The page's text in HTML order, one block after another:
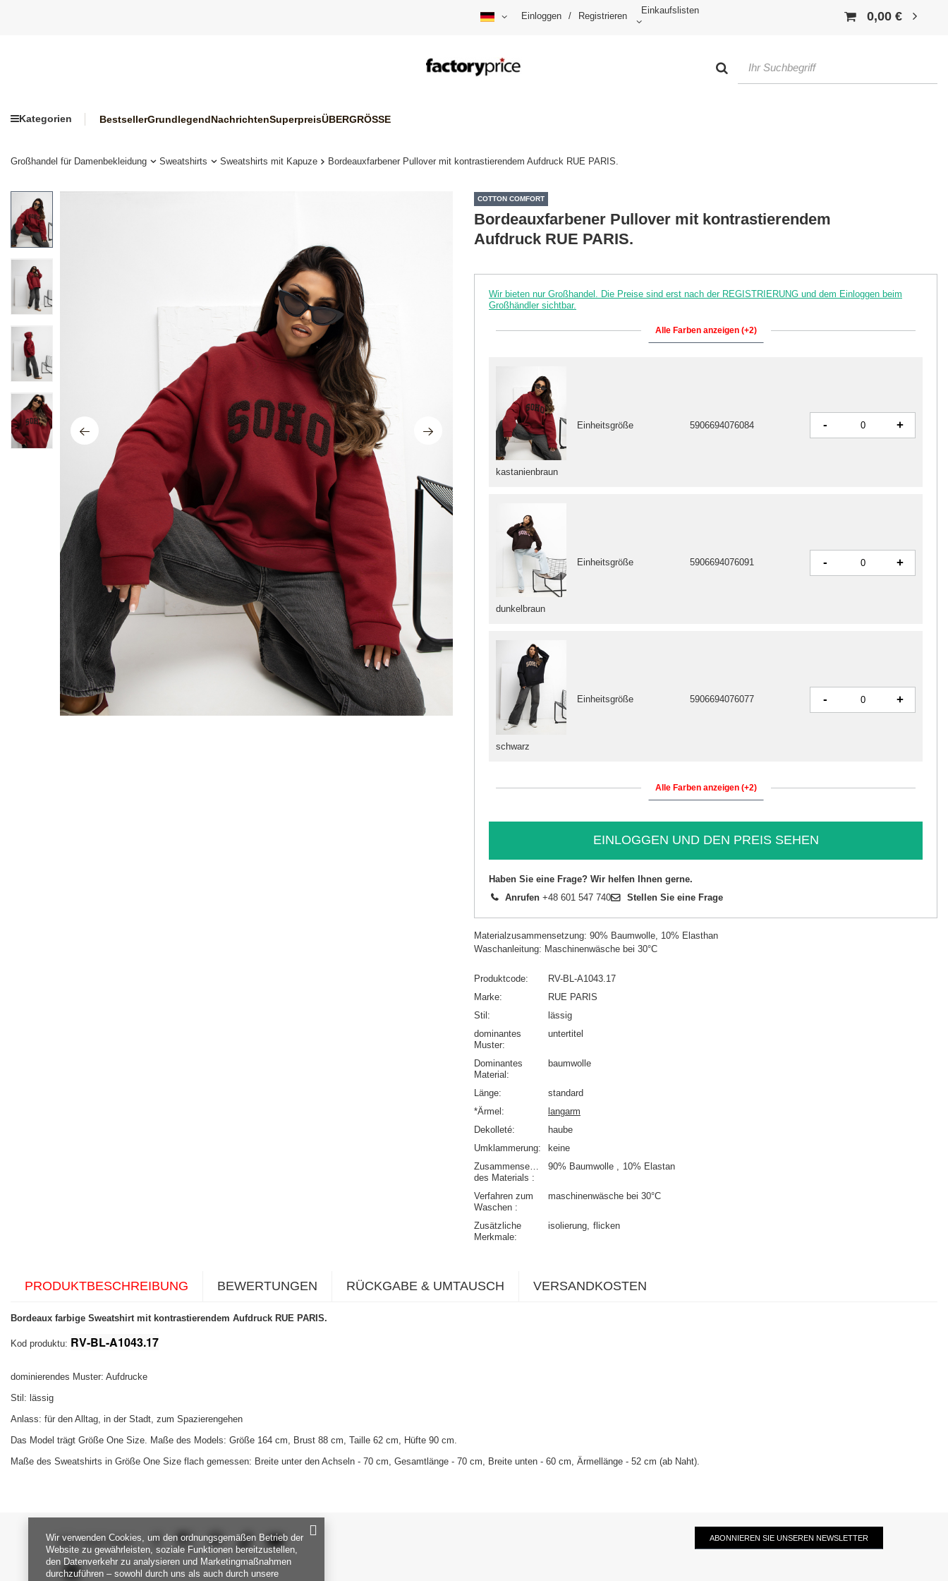
Einloggen / Registrieren
Einkaufslisten 0,00 €
Kategorien BestsellerGrundlegendNachrichtenSuperpreisÜBERGRÖSSE
Großhandel für Damenbekleidung Sweatshirts Sweatshirts mit Kapuze Bordeauxfarbener Pullover mit kontrastierendem Aufdruck RUE PARIS.
COTTON COMFORT
Bordeauxfarbener Pullover mit kontrastierendem
Aufdruck RUE PARIS.
Wir bieten nur Großhandel. Die Preise sind erst nach der REGISTRIERUNG und dem Einloggen beim
Großhändler sichtbar.
Alle Farben anzeigen (+2)
dunkelbraun
Einheitsgröße 5906694076091 - +
kastanienbraun
Einheitsgröße 5906694076084 - +
schwarz
Einheitsgröße 5906694076077 - +
Alle Farben anzeigen (+2)
EINLOGGEN UND DEN PREIS SEHEN
Haben Sie eine Frage? Wir helfen Ihnen gerne.
Anrufen +48 601 547 740 Stellen Sie eine Frage
Materialzusammensetzung: 90% Baumwolle, 10% Elasthan
Waschanleitung: Maschinenwäsche bei 30°C
Produktcode
RV-BL-A1043.17
Marke
RUE PARIS
Stil
lässig
dominantes
Muster
untertitel
Dominantes
Material
baumwolle
Länge
standard
*Ärmel
langarm
Dekolleté
haube
Umklammerung
keine
Zusammensetzung
des Materials
90% Baumwolle 10% Elastan
Verfahren zum
Waschen
maschinenwäsche bei 30°C
Zusätzliche
Merkmale
isolierung flicken
PRODUKTBESCHREIBUNG BEWERTUNGEN RÜCKGABE & UMTAUSCH VERSANDKOSTEN
Bordeaux farbige Sweatshirt mit kontrastierendem Aufdruck RUE PARIS.
Kod produktu: RV-BL-A1043.17
dominierendes Muster: Aufdrucke
Stil: lässig
Anlass: für den Alltag, in der Stadt, zum Spazierengehen
Das Model trägt Größe One Size. Maße des Models: Größe 164 cm, Brust 88 cm, Taille 62 cm, Hüfte 90 cm
Maße des Sweatshirts in Größe One Size flach gemessen: Breite unter den Achseln - 70 cm, Gesamtlänge - 70 cm, Breite unten - 60 cm, Ärmellänge - 52 cm (ab Naht).
SEI UNS NAH ABONNIEREN SIE UNSEREN NEWSLETTER
Wir verwenden Cookies, um den ordnungsgemäßen Betrieb der
Website zu gewährleisten, soziale Funktionen bereitzustellen,
den Datenverkehr zu analysieren und Marketingmaßnahmen
durchzuführen – sowohl durch uns als auch durch unsere